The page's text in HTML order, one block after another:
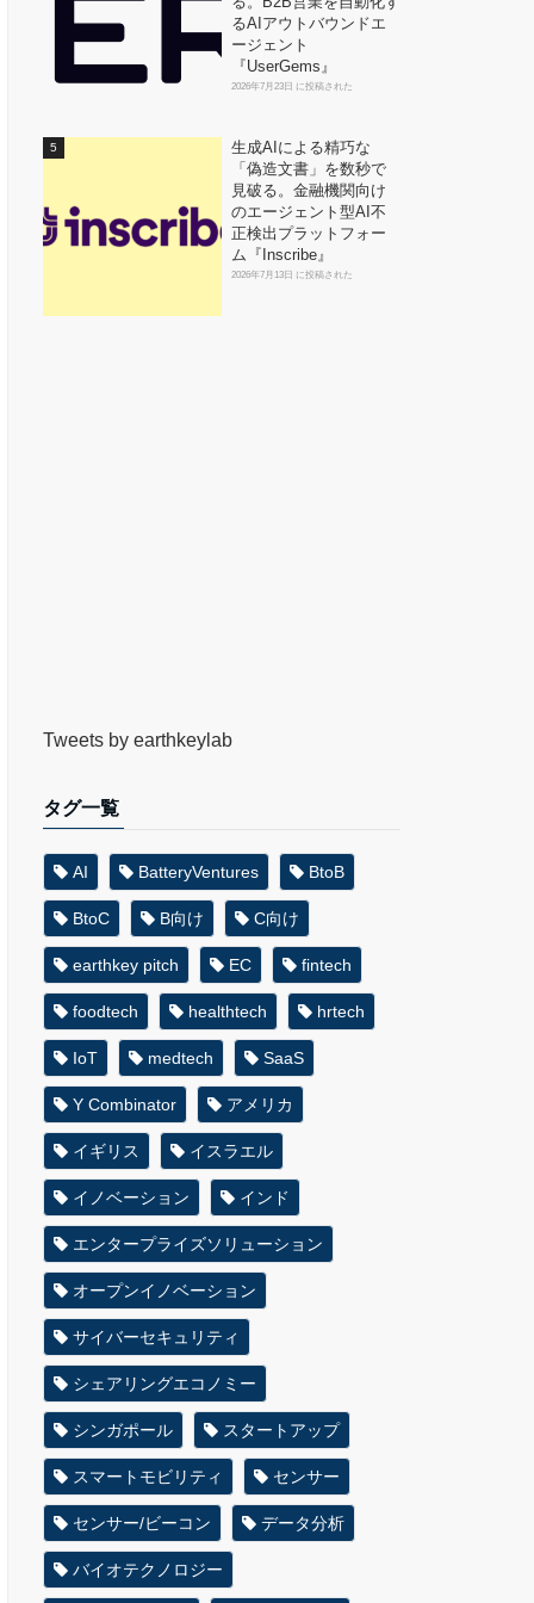
るAIアウトバウンドエ
ージェント
『UserGems』
2026年7月23日 に投稿された
生成AIによる精巧な
「偽造文書」を数秒で
見破る。金融機関向け
のエージェント型AI不
正検出プラットフォー
ム『Inscribe』
2026年7月13日 に投稿された
Tweets by earthkeylab
タグ一覧
AI BatteryVentures BtoB
BtoC B向け C向け
earthkey pitch EC fintech
foodtech healthtech hrtech
IoT medtech SaaS
Y Combinator アメリカ
イギリス イスラエル
イノベーション インド
エンタープライズソリューション
オープンイノベーション
サイバーセキュリティ
シェアリングエコノミー
シンガポール スタートアップ
スマートモビリティ センサー
センサー/ビーコン データ分析
バイオテクノロジー